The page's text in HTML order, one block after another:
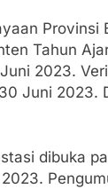
Provinsi
Tahun
2023.
Juni 2023.
dibuka